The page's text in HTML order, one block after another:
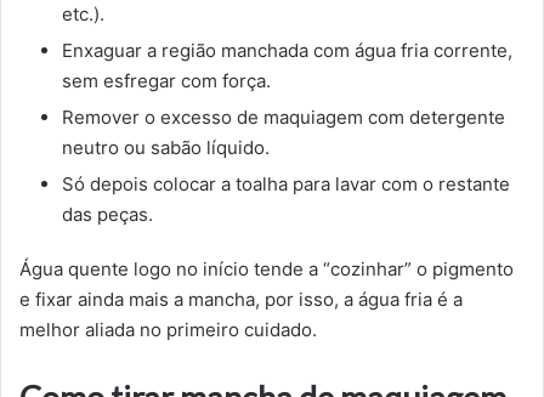
etc.).
Enxaguar a região manchada com água fria corrente,
sem esfregar com força.
Remover o excesso de maquiagem com detergente
neutro ou sabão líquido.
Só depois colocar a toalha para lavar com o restante
das peças.
Água quente logo no início tende a “cozinhar” o pigmento
e fixar ainda mais a mancha, por isso, a água fria é a
melhor aliada no primeiro cuidado.